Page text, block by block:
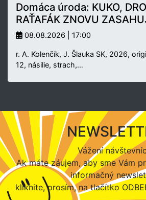
Domáca úroda: KUKO,
RAŤAFÁK ZNOVU
08.08.2026 | 17:00
r. A. Kolenčík, J. Šlauka SK, 2026,
12, násilie, strach,…
Vážení
Ak máte záujem, aby sme Vám
informačný
kliknite, prosím, na tlačítko